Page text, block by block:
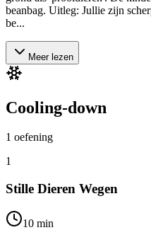
beanbag. Uitleg: Jullie zijn
be...
Meer lezen
Cooling-down
1 oefening
1
Stille Dieren Wegen
10 min